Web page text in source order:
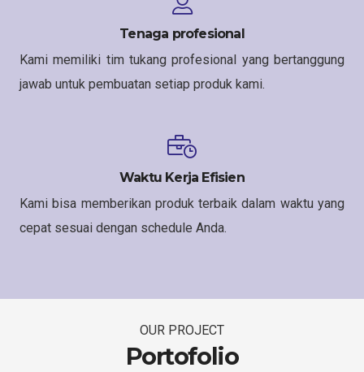
Tenaga profesional
Kami memiliki tim tukang profesional yang bertanggung
jawab untuk pembuatan setiap produk kami.
Waktu Kerja Efisien
Kami bisa memberikan produk terbaik dalam waktu yang
cepat sesuai dengan schedule Anda.
OUR PROJECT
Portofolio